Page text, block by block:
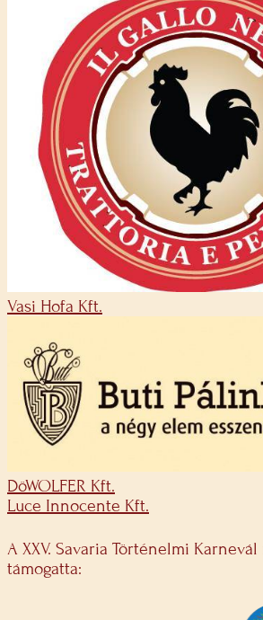
Vasi Hofa Kft.
DöWOLFER Kft.
Luce Innocente Kft.
A XXV. Savaria Történelmi
támogatta: